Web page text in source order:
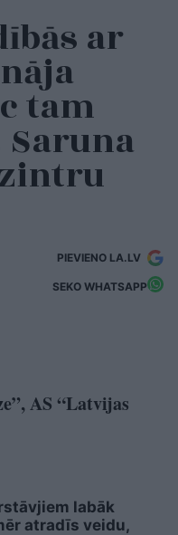
ar
tam
PIEVIENO LA.LV
SEKO WHATSAPP
AS “Latvijas
labāk
atradīs veidu,